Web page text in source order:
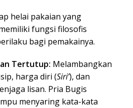
helai pakaian yang
fungsi filosofis
bagi pemakainya.
Tertutup: Melambangkan
harga diri (Siri’), dan
lisan. Pria Bugis
menyaring kata-kata